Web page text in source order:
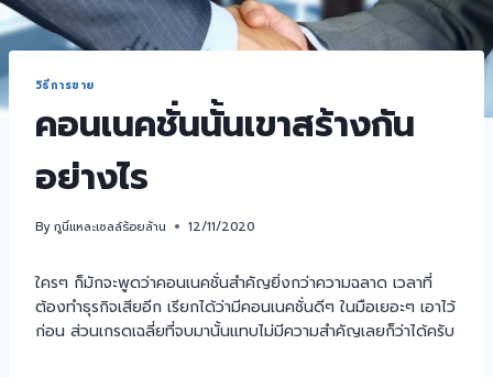
วิธีการขาย
คอนเนคชั่นนั้นเขาสร้างกัน
อย่างไร
Byกูนี่แหละเซลล์ร้อยล้าน 12/11/2020
ใครๆ ก็มักจะพูดว่าคอนเนคชั่นสำคัญยิ่งกว่าความฉลาด เวลาที่
ต้องทำธุรกิจเสียอีก เรียกได้ว่ามีคอนเนคชั่นดีๆ ในมือเยอะๆ เอาไว้
ก่อน ส่วนเกรดเฉลี่ยที่จบมานั้นแทบไม่มีความสำคัญเลยก็ว่าได้ครับ